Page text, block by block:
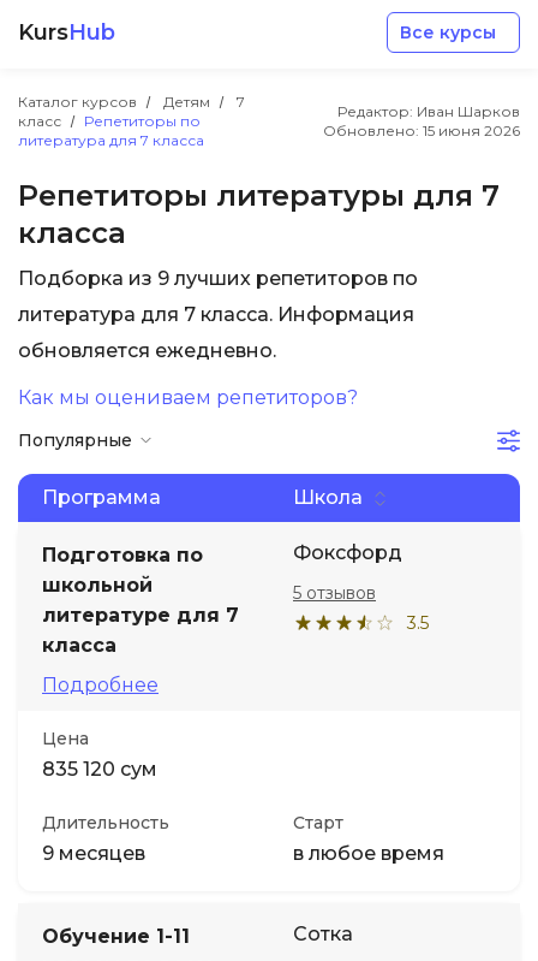
KursHub Все курсы
Каталог курсов Детям
7
класс
Репетиторы по
литература для 7 класса
Редактор: Иван Шарков
Обновлено: 15 июня 2026
Репетиторы литературы для 7
класса
Подборка из 9 лучших репетиторов по
литература для 7 класса. Информация
обновляется ежедневно.
Как мы оцениваем репетиторов?
Популярные
Программа Школа
Подготовка по
школьной
литературе для 7
класса
Подробнее
Фоксфорд
3.5
5 отзывов
Цена
835 120 сум
Длительность
9 месяцев
Старт
в любое время
Обучение 1-11
Сотка
Маркетинг
Дизайн
Менеджмент
Иностранные языки
ДПО
Акции и промокоды